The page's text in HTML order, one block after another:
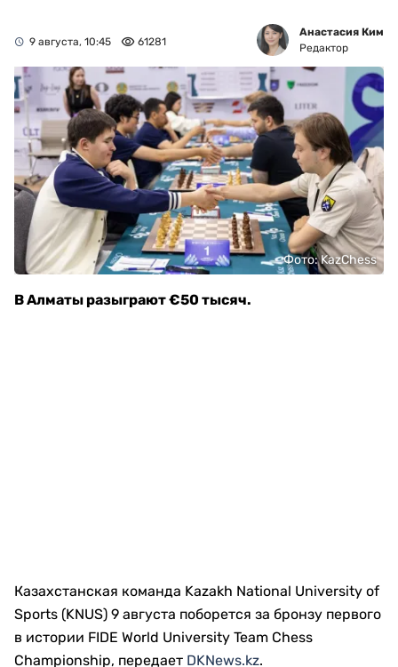
9 августа, 10:45 61281
Анастасия Ким
Редактор
Фото: KazChess
В Алматы разыграют €50 тысяч.
Казахстанская команда Kazakh National University of
Sports (KNUS) 9 августа поборется за бронзу первого
в истории FIDE World University Team Chess
Championship, передает DKNews.kz.